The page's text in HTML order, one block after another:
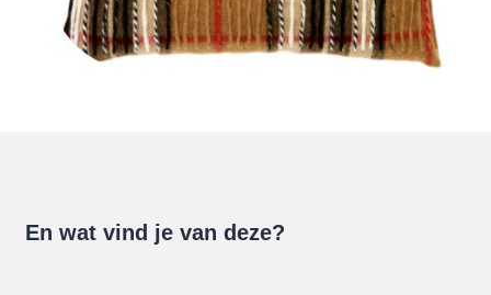
En wat vind je van deze?